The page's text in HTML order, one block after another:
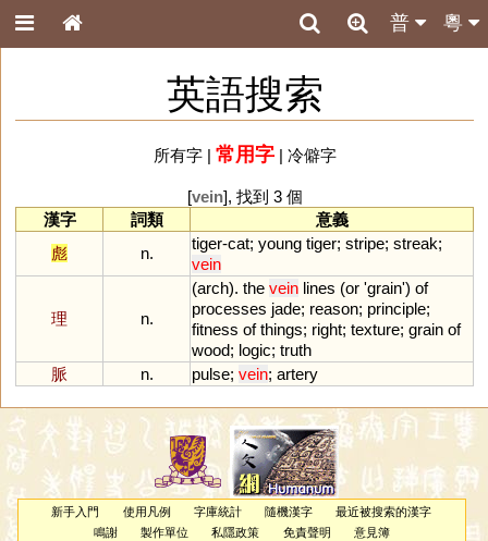
粵
普
英語搜索
所有字| 常用字| 冷僻字
[vein], 找到 3 個
漢字
詞類
意義
彪
n.
tiger-cat; young tiger; stripe; streak;
vein
理 n.
(arch). the vein lines (or 'grain') of
processes jade; reason; principle;
fitness of things; right; texture; grain of
wood; logic; truth
脈
n. pulse; vein; artery
新手入門 使用凡例 字庫統計 隨機漢字
最近被搜索的漢字
鳴謝
製作單位 私隱政策 免責聲明 意見簿